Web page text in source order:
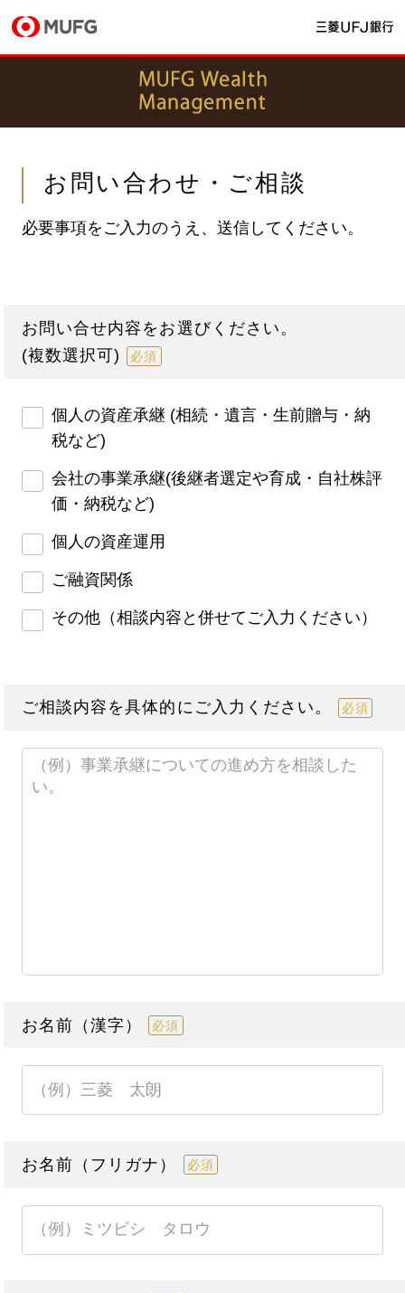
お問い合わせ・ご相談
必要事項をご入力のうえ、送信してください。
お問い合せ内容をお選びください。
(複数選択可)
必須
個人の資産承継 (相続・遺言・生前贈与・納
税など)
会社の事業承継(後継者選定や育成・自社株評
価・納税など)
個人の資産運用
ご融資関係
その他（相談内容と併せてご入力ください）
ご相談内容を具体的にご入力ください。 必須
お名前（漢字） 必須
お名前（フリガナ） 必須